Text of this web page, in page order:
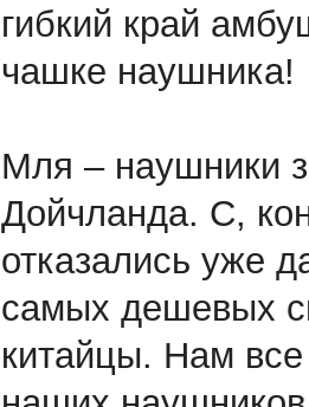
гибкий край
чашке наушника!
Мля – наушники
Дойчланда. С,
отказались уже
самых дешевых
китайцы. Нам